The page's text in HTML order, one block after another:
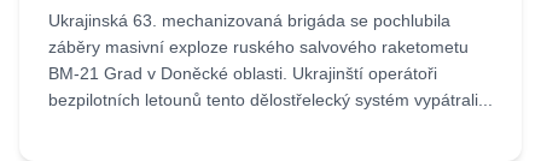
Ukrajinská 63. mechanizovaná brigáda se pochlubila
záběry masivní exploze ruského salvového raketometu
BM-21 Grad v Doněcké oblasti. Ukrajinští operátoři
bezpilotních letounů tento dělostřelecký systém vypátrali...